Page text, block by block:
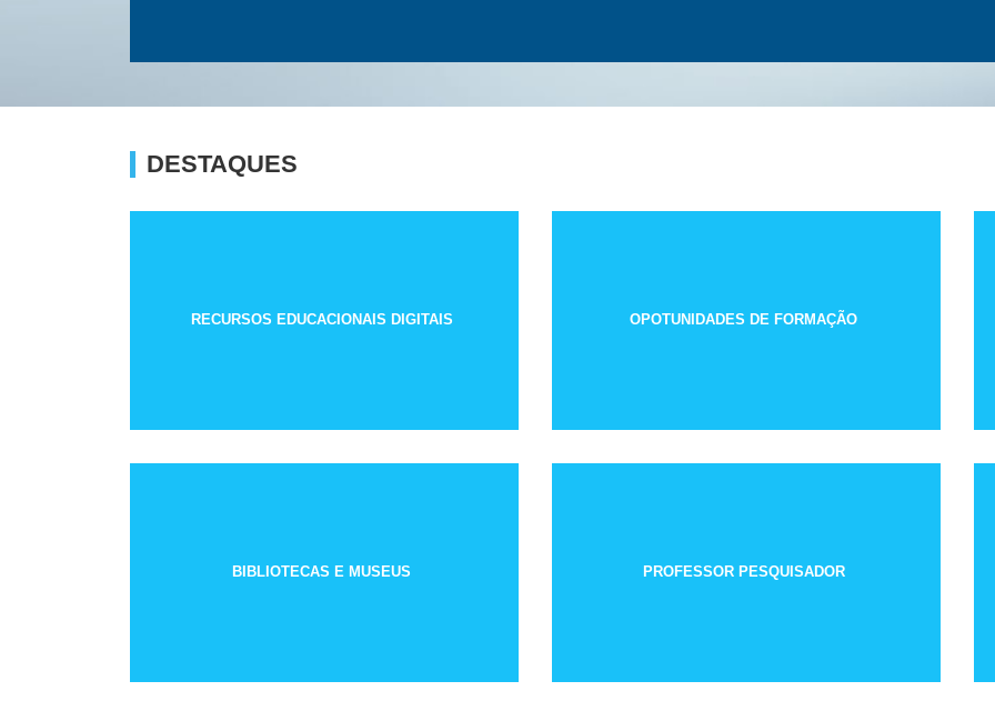
DESTAQUES
RECURSOS EDUCACIONAIS DIGITAIS OPOTUNIDADES DE FORMAÇÃO
BIBLIOTECAS E MUSEUS PROFESSOR PESQUISADOR